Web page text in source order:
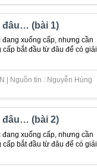
đâu… (bài 1)
xuống cấp, nhưng cần
bắt đầu từ đâu để có giải
| Nguồn tin : Nguyễn Hùng
đâu… (bài 2)
xuống cấp, nhưng cần
bắt đầu từ đâu để có giải